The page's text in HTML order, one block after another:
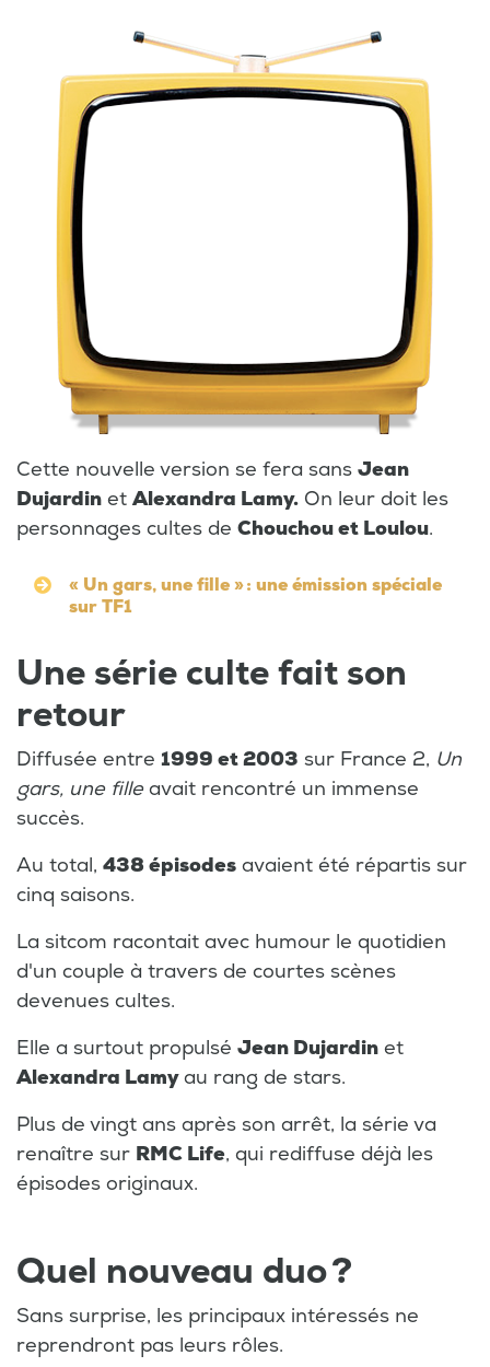
Cette nouvelle version se fera sans Jean
Dujardin et Alexandra Lamy. On leur doit les
personnages cultes de Chouchou et Loulou.
« Un gars, une fille » : une émission spéciale
sur TF1
Une série culte fait son
retour
Diffusée entre 1999 et 2003 sur France 2, Un
gars, une filleavait rencontré un immense
succès.
Au total, 438 épisodes avaient été répartis sur
cinq saisons.
La sitcom racontait avec humour le quotidien
d'un couple à travers de courtes scènes
devenues cultes.
Elle a surtout propulsé Jean Dujardin et
Alexandra Lamyau rang de stars.
Plus de vingt ans après son arrêt, la série va
renaître sur RMC Life, qui rediffuse déjà les
épisodes originaux.
Quel nouveau duo ?
Sans surprise, les principaux intéressés ne
reprendront pas leurs rôles.